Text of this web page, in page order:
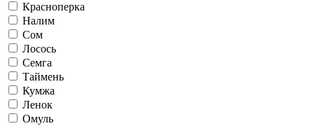
Красноперка
Налим
Сом
Лосось
Семга
Таймень
Кумжа
Ленок
Омуль